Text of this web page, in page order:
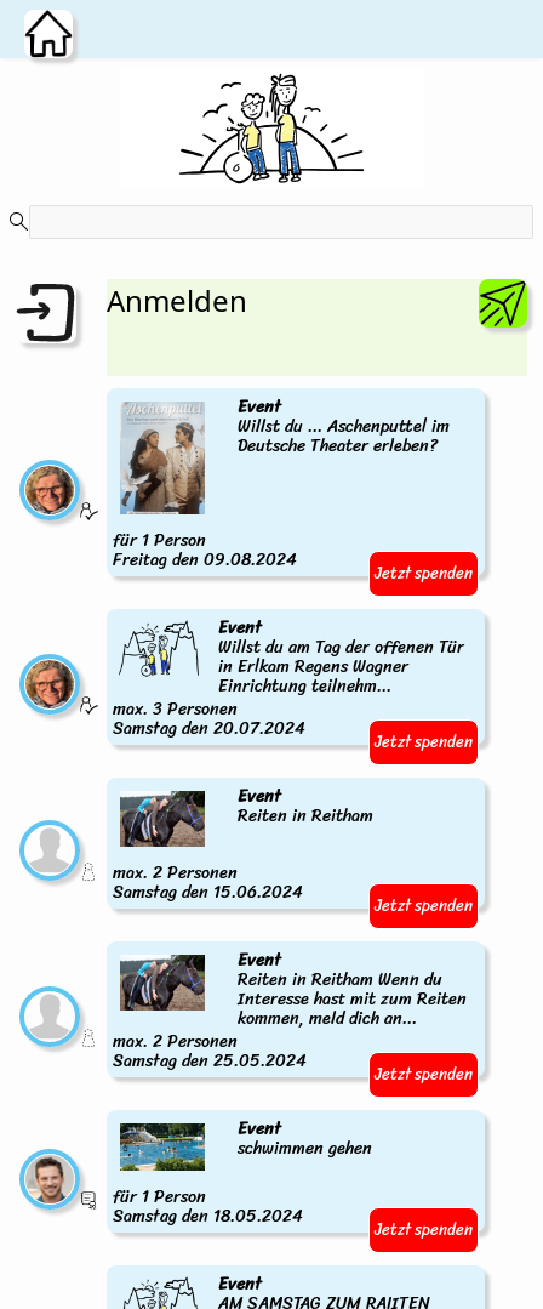
Zum Hauptinhalt wechseln
Anmelden
Event
Willst du ... Aschenputtel im
Deutsche Theater erleben?
für 1 Person
Freitag den 09.08.2024 Jetzt spenden
Event
Willst du am Tag der offenen Tür
in Erlkam Regens Wagner
Einrichtung teilnehm...
max. 3 Personen
Samstag den 20.07.2024 Jetzt spenden
Event
Reiten in Reitham
max. 2 Personen
Samstag den 15.06.2024 Jetzt spenden
Event
Reiten in Reitham Wenn du
Interesse hast mit zum Reiten
kommen, meld dich an...
max. 2 Personen
Samstag den 25.05.2024 Jetzt spenden
Event
schwimmen gehen
für 1 Person
Samstag den 18.05.2024 Jetzt spenden
Event